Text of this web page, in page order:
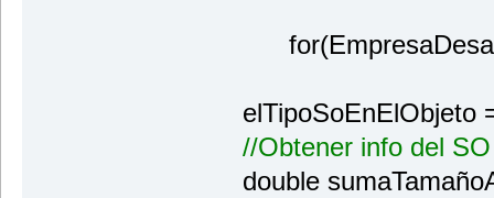
elTipoSoEnElObjeto
//Obtener info del SO
double